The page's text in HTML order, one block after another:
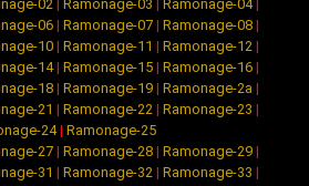
02| Ramonage-03 | Ramonage-04|
06| Ramonage-07| Ramonage-08|
10| Ramonage-11 | Ramonage-12|
14| Ramonage-15| Ramonage-16|
18| Ramonage-19| Ramonage-2a |
21 | Ramonage-22 | Ramonage-23 |
24| Ramonage-25
27| Ramonage-28| Ramonage-29|
31 | Ramonage-32| Ramonage-33 |